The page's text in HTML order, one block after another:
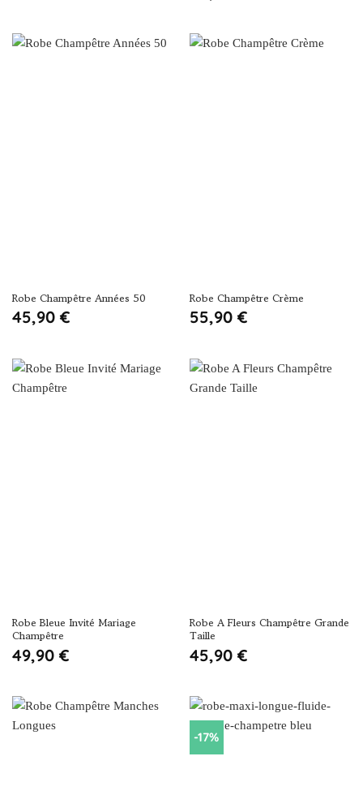
était : est :
Robe Champêtre Années 50
45,90 €
Robe Champêtre Crème
55,90 €
Robe Bleue Invité Mariage
Champêtre
49,90 €
Robe A Fleurs Champêtre Grande
Taille
45,90 €
-17%